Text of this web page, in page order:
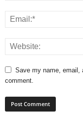
Save my name, email,
comment.